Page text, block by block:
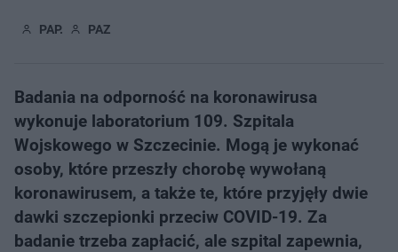
PAP. PAZ
Badania na odporność na koronawirusa
wykonuje laboratorium 109. Szpitala
Wojskowego w Szczecinie. Mogą je wykonać
osoby, które przeszły chorobę wywołaną
koronawirusem, a także te, które przyjęły dwie
dawki szczepionki przeciw COVID-19. Za
badanie trzeba zapłacić, ale szpital zapewnia,